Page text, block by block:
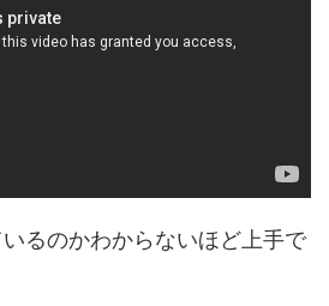
るのかわからないほど上手で